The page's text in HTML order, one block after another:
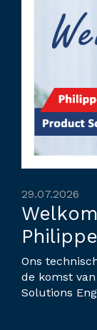
29.07.2026
Ons
de komst
Solutions